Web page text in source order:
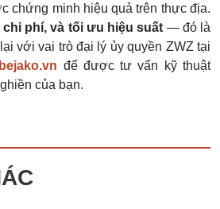
chứng minh hiệu quả trên thực địa.
phí, và tối ưu hiệu suất — đó là
với vai trò đại lý ủy quyền ZWZ tại
bejako.vn để được tư vấn kỹ thuật
của bạn.